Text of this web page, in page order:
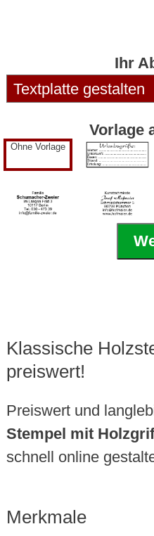
Ihr
Vorlage
Ohne Vorlage
Klassische
preiswert!
Preiswert und
Stempel mit
schnell online
Merkmale